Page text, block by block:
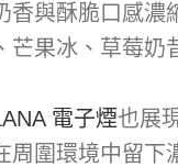
香與酥脆口感濃
芒果冰、草莓
電子煙也展
周圍環境中留